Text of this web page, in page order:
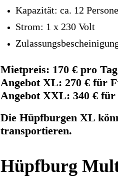
Kapazität: ca. 12
Strom: 1 x 230 Volt
Mietpreis: 170 € pro
Angebot XL: 270 € für
Angebot XXL: 340 €
Die Hüpfburgen XL
transportieren.
Hüpfburg